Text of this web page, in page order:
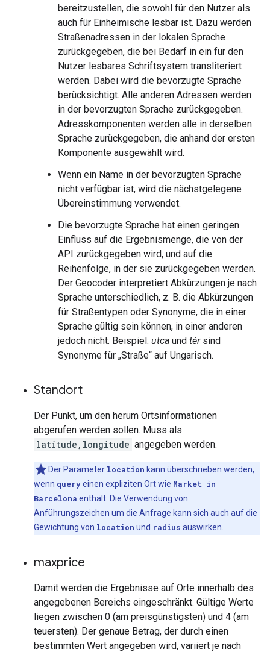
bereitzustellen, die sowohl für den Nutzer als
auch für Einheimische lesbar ist. Dazu werden
Straßenadressen in der lokalen Sprache
zurückgegeben, die bei Bedarf in ein für den
Nutzer lesbares Schriftsystem transliteriert
werden. Dabei wird die bevorzugte Sprache
berücksichtigt. Alle anderen Adressen werden
in der bevorzugten Sprache zurückgegeben.
Adresskomponenten werden alle in derselben
Sprache zurückgegeben, die anhand der ersten
Komponente ausgewählt wird.
Wenn ein Name in der bevorzugten Sprache
nicht verfügbar ist, wird die nächstgelegene
Übereinstimmung verwendet.
Die bevorzugte Sprache hat einen geringen
Einfluss auf die Ergebnismenge, die von der
API zurückgegeben wird, und auf die
Reihenfolge, in der sie zurückgegeben werden.
Der Geocoder interpretiert Abkürzungen je nach
Sprache unterschiedlich, z. B. die Abkürzungen
für Straßentypen oder Synonyme, die in einer
Sprache gültig sein können, in einer anderen
jedoch nicht. Beispiel: utca und térsind
Synonyme für „Straße“ auf Ungarisch.
Standort
Der Punkt, um den herum Ortsinformationen
abgerufen werden sollen. Muss als
latitude,longitude angegeben werden.
Der Parameter location kann überschrieben werden,
wenn queryeinen expliziten Ort wie Market in
Barcelona enthält. Die Verwendung von
Anführungszeichen um die Anfrage kann sich auch auf die
Gewichtung von location und radius auswirken.
maxprice
Damit werden die Ergebnisse auf Orte innerhalb des
angegebenen Bereichs eingeschränkt. Gültige Werte
liegen zwischen 0 (am preisgünstigsten) und 4 (am
teuersten). Der genaue Betrag, der durch einen
bestimmten Wert angegeben wird, variiert je nach